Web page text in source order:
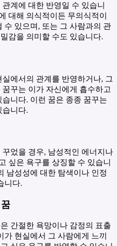
계에 대한 반영일 수 있습니
대해 의식적이든 무의식적이
수 있으며, 또는 그 사람과의 관
감을 의미할 수도 있습니다.
에서의 관계를 반영하거나, 그
꾸는 이가 자신에게 흡수하고
니다. 이런 꿈은 종종 꿈꾸는
습니다.
었을 경우, 남성적인 에너지나
싶은 욕구를 상징할 수 있습니
남성성에 대한 탐색이나 인정
니다.
간절한 욕망이나 감정의 표출
현실에서 그 사람에게 느끼